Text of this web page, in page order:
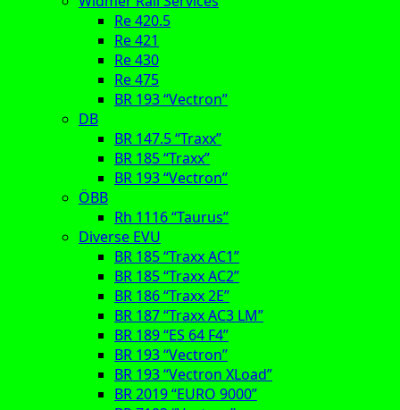
Re 420.5
Re 421
Re 430
Re 475
BR 193 “Vectron”
DB
BR 147.5 “Traxx”
BR 185 “Traxx”
BR 193 “Vectron”
ÖBB
Rh 1116 “Taurus”
Diverse EVU
BR 185 “Traxx AC1”
BR 185 “Traxx AC2”
BR 186 “Traxx 2E”
BR 187 “Traxx AC3 LM”
BR 189 “ES 64 F4”
BR 193 “Vectron”
BR 193 “Vectron XLoad”
BR 2019 “EURO 9000”